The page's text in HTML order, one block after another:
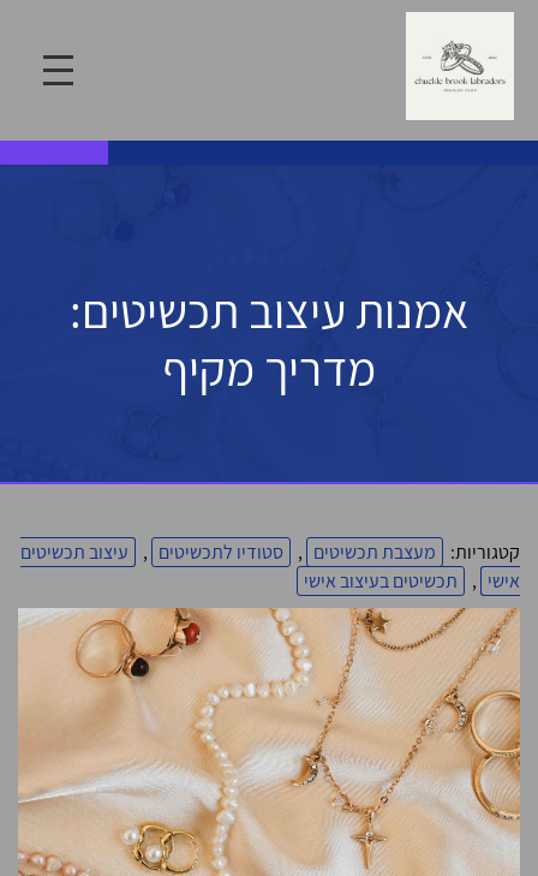
אמנות עיצוב תכשיטים:
מדריך מקיף
קטגוריות: מעצבת תכשיטים , סטודיו לתכשיטים ,
עיצוב תכשיטים
אישי , תכשיטים בעיצוב אישי